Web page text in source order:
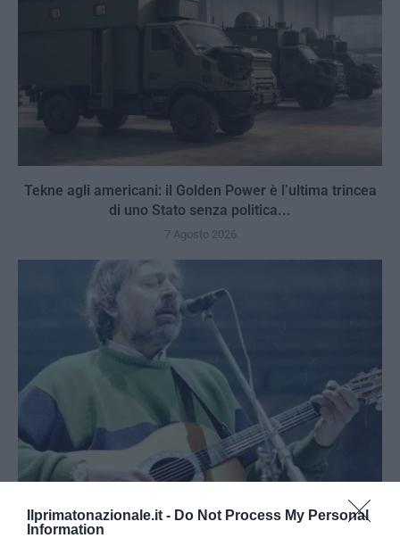
Ilprimatonazionale.it - Do Not Process My Personal
Information
Tekne agli americani: il Golden Power è l’ultima trincea
di uno Stato senza politica...
7 Agosto 2026
Addio a Francesco Guccini: stronzo, poeta e buffone di